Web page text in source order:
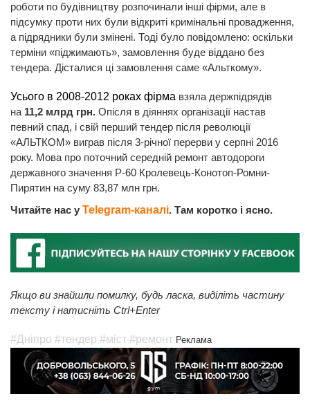
роботи по будівництву розпочинали інші фірми, але в
підсумку проти них були відкриті кримінальні провадження,
а підрядники були змінені. Тоді було повідомлено: оскільки
терміни «піджимають», замовлення буде віддано без
тендера. Дісталися ці замовлення саме «Альткому».
Усього в 2008-2012 роках фірма взяла держпідрядів
на 11,2 млрд грн. Опісля в діяннях організації настав
певний спад, і свій перший тендер після революції
«АЛЬТКОМ» виграв після 3-річної перерви у серпні 2016
року. Мова про поточний середній ремонт автодороги
державного значення Р-60 Кролевець-Конотоп-Ромни-
Пирятин на суму 83,87 млн грн.
Читайте нас у Telegram-каналі. Там коротко і ясно.
Якщо ви знайшли помилку, будь ласка, виділіть частину
тексту і натисніть Ctrl+Enter
#Дніпро #тендер #міст #ремонт Реклама